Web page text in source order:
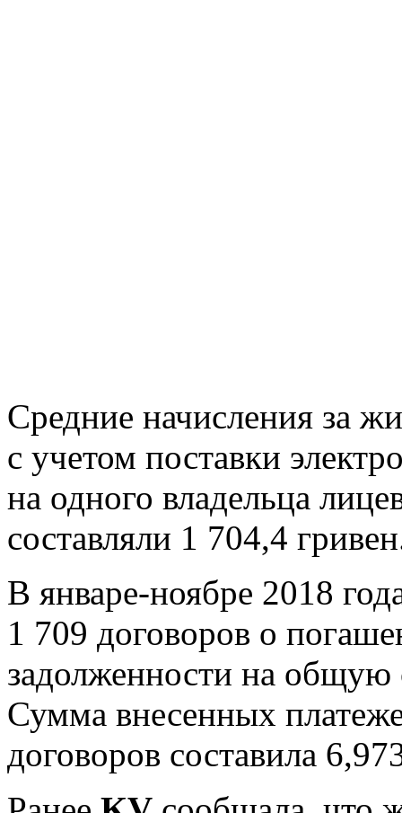
Средние начисления за
с учетом поставки
на одного владельца
составляли 1 704,4
В январе-ноябре 2018
1 709 договоров о
задолженности на
Сумма внесенных
договоров составила